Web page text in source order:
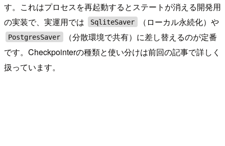
す。これはプロセスを再起動するとステートが消える開発用
の実装で、実運用では
SqliteSaver （ローカル永続化）や
PostgresSaver
（分散環境で共有）に差し替えるのが定番
です。Checkpointerの種類と使い分けは前回の記事で詳しく
扱っています。